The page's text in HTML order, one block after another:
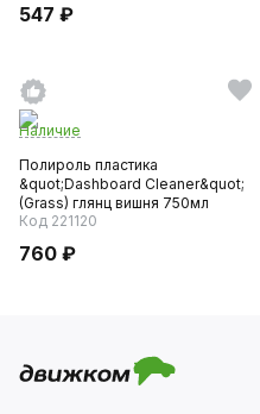
547 ₽
Наличие
Полироль пластика
&quot;Dashboard Cleaner&quot;
(Grass) глянц вишня 750мл
Код 221120
760 ₽